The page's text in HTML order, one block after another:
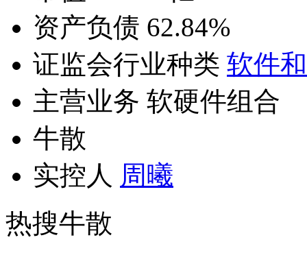
资产负债 62.84%
证监会行业种类 软件
主营业务 软硬件组合
牛散
实控人 周曦
热搜牛散